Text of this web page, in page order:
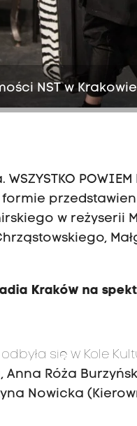
NST w Krakowie
formie
w reżyserii
Kraków na
się w Kole
Anna Róża
Nowicka